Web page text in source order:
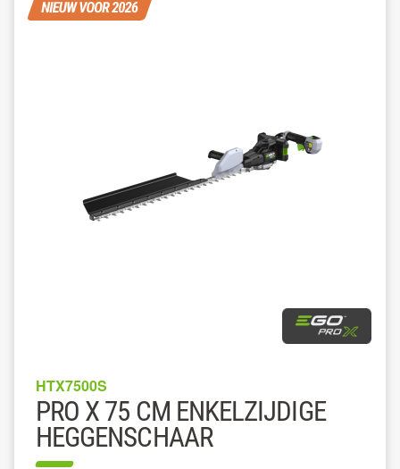
HTX7500S
PRO X 75 CM ENKELZIJDIGE
HEGGENSCHAAR